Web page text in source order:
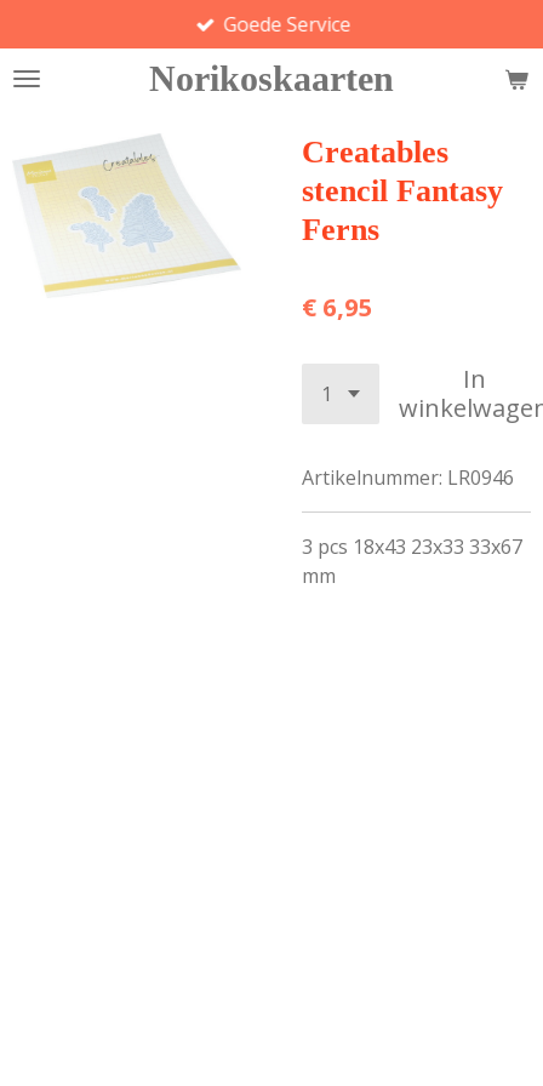
direct
naar
hoofdinhoud
Norikoskaarten
Goede Service
Creatables
stencil Fantasy
Ferns
€ 6,95
In
Artikelnummer: LR0946
3 pcs 18x43 23x33 33x67
mm